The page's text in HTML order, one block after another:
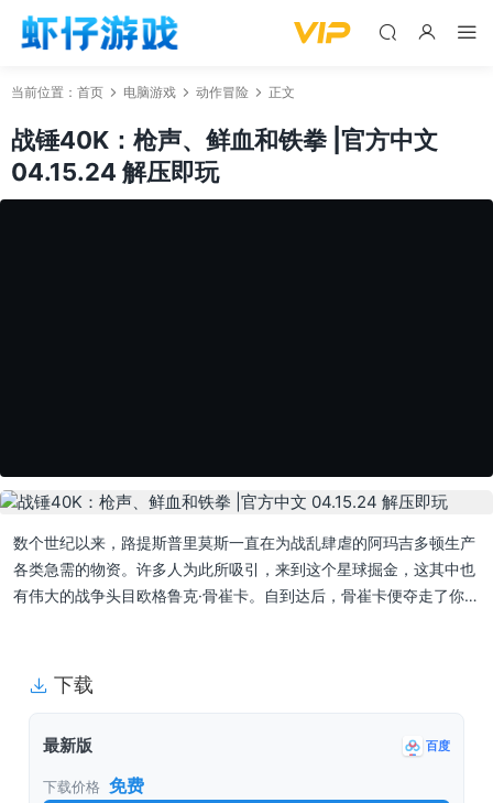
当前位置： 首页 电脑游戏 动作冒险 正文
战锤40K：枪声、鲜血和铁拳 |官方中文
04.15.24 解压即玩
数个世纪以来，路提斯普里莫斯一直在为战乱肆虐的阿玛吉多顿生产
各类急需的物资。许多人为此所吸引，来到这个星球掘金，这其中也
有伟大的战争头目欧格鲁克·骨崔卡。自到达后，骨崔卡便夺走了你…
下载
最新版 百度
下载价格 免费